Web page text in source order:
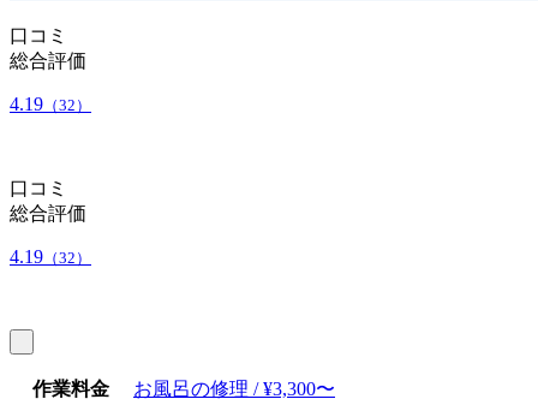
口コミ
総合評価
4.19 （32）
口コミ
総合評価
4.19 （32）
作業料金 お風呂の修理 / ¥3,300〜